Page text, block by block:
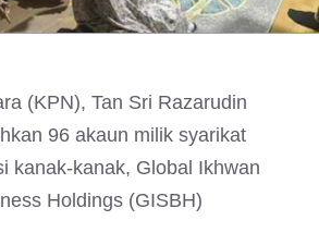
(KPN), Tan Sri Razarudin
96 akaun milik syarikat
kanak-kanak, Global Ikhwan
Holdings (GISBH)